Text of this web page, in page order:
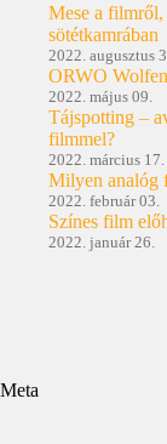
Mese a filmről,
sötétkamrában
2022. augusztus
ORWO
2022. május 09.
Tájspotting –
filmmel?
2022. március 17.
Milyen analóg
2022. február 03.
Színes film
2022. január 26.
Meta